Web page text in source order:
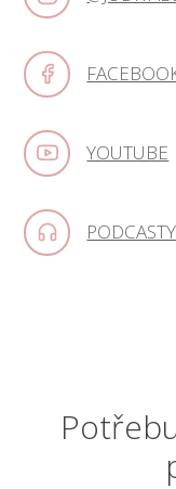
YOUTUBE
PODCASTY